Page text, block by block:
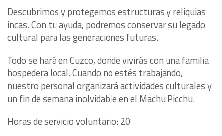
Descubrimos y protegemos estructuras y reliquias
incas. Con tu ayuda, podremos conservar su legado
cultural para las generaciones futuras.
Todo se hará en Cuzco, donde vivirás con una familia
hospedera local. Cuando no estés trabajando,
nuestro personal organizará actividades culturales y
un fin de semana inolvidable en el Machu Picchu.
Horas de servicio voluntario: 20